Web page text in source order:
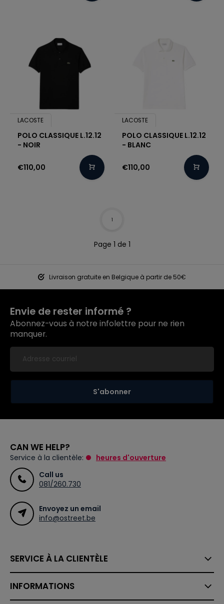
LACOSTE
POLO CLASSIQUE L.12.12
- NOIR
€110,00
LACOSTE
POLO CLASSIQUE L.12.12
- BLANC
€110,00
Page 1 de 1
1
Livraison gratuite en Belgique à partir de 50€
Envie de rester informé ?
Abonnez-vous à notre infolettre pour ne rien
manquer.
S'abonner
CAN WE HELP?
Service à la clientèle:
heures d'ouverture
Call us
081/260.730
Envoyez un email
info@ostreet.be
SERVICE À LA CLIENTÈLE
INFORMATIONS